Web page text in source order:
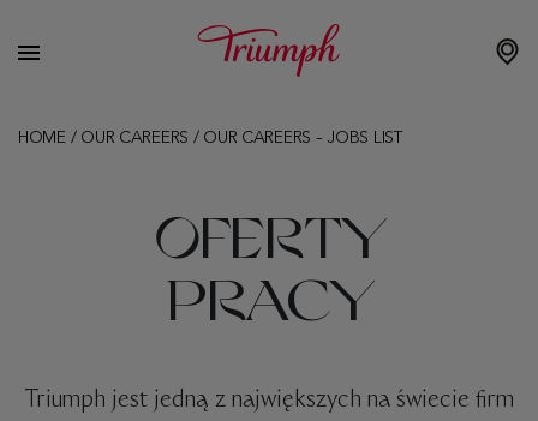
HOME/ OUR CAREERS / OUR CAREERS – JOBS LIST
OFERTY
PRACY
Triumph jest jedną z największych na świecie firm